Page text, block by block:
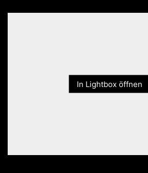
In Lightbox öffnen